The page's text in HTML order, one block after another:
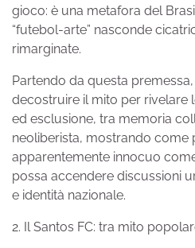
gioco: è una metafora del
“futebol-arte” nasconde
rimarginate.
Partendo da questa
decostruire il mito per rivelare
ed esclusione, tra memoria
neoliberista, mostrando come
apparentemente innocuo
possa accendere discussioni
e identità nazionale.
2. Il Santos FC: tra mito